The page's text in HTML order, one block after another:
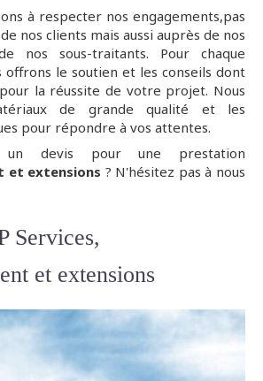
à respecter nos engagements,pas
nos clients mais aussi auprès de nos
nos sous-traitants. Pour chaque
offrons le soutien et les conseils dont
la réussite de votre projet. Nous
de grande qualité et les
pour répondre à vos attentes.
un devis pour une prestation
et extensions ? N'hésitez pas à nous
Services,
et extensions